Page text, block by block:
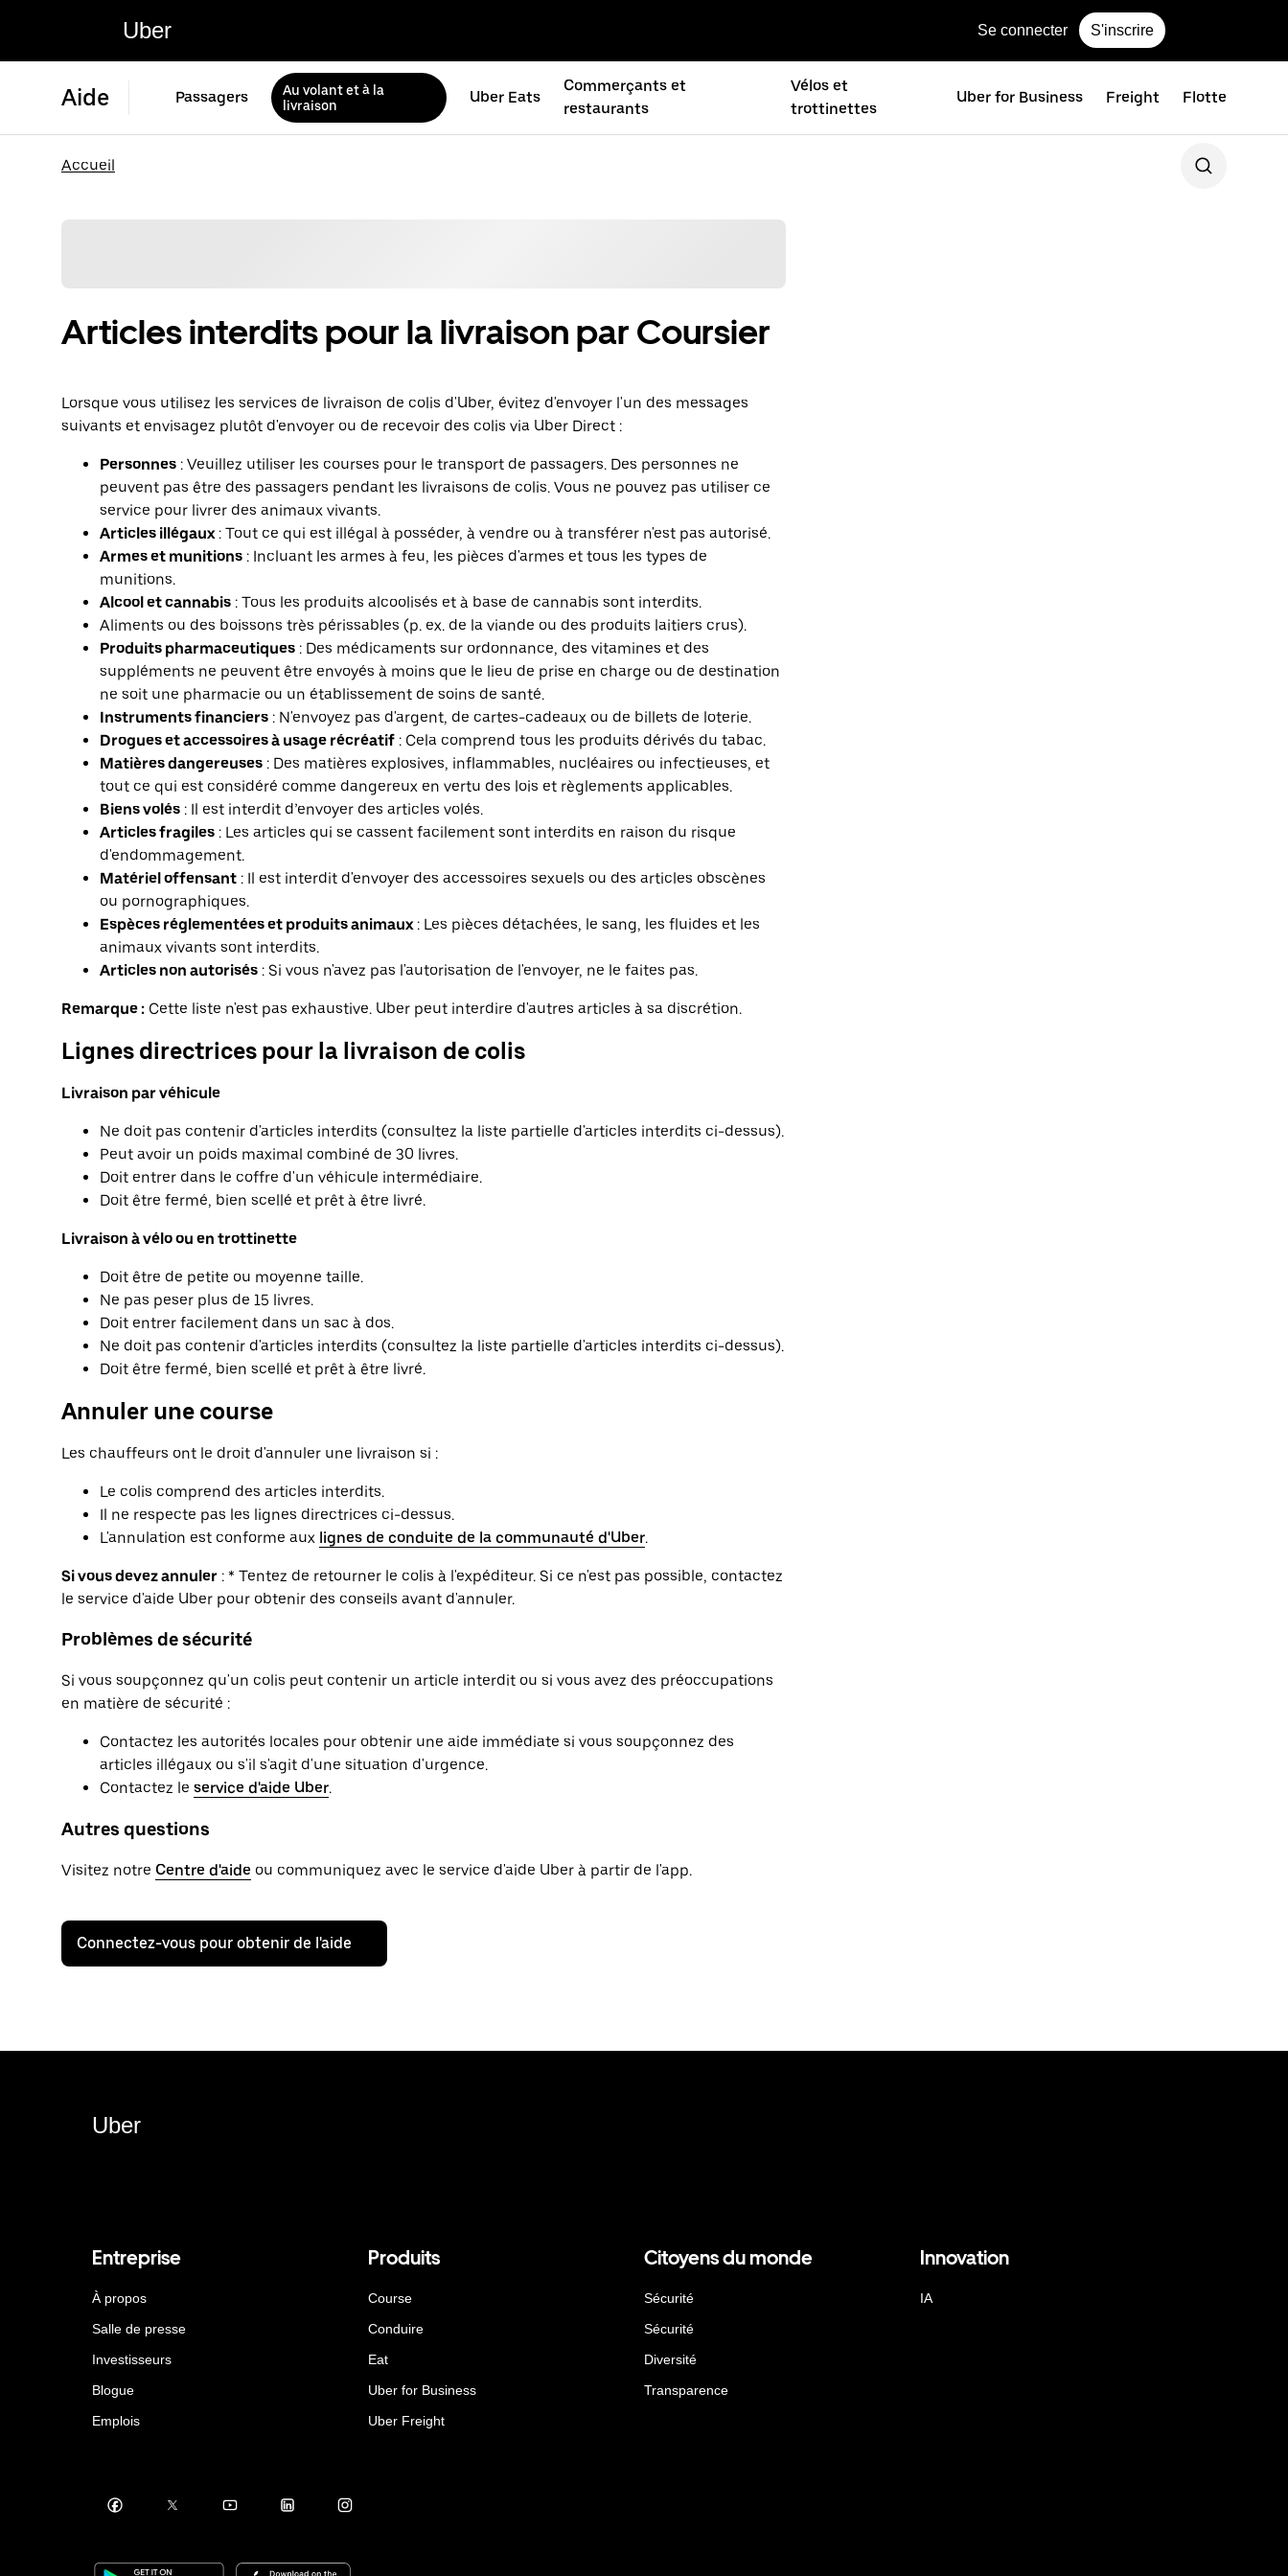
Uber Se connecter S'inscrire
Aide Passagers
Au volant et à la
livraison
Uber Eats
Commerçants et
restaurants
Vélos et
trottinettes
Uber for Business Freight Flotte
Accueil
Articles interdits pour la livraison par Coursier
Lorsque vous utilisez les services de livraison de colis d'Uber, évitez d'envoyer l'un des messages
suivants et envisagez plutôt d'envoyer ou de recevoir des colis via Uber Direct :
Personnes : Veuillez utiliser les courses pour le transport de passagers. Des personnes ne
peuvent pas être des passagers pendant les livraisons de colis. Vous ne pouvez pas utiliser ce
service pour livrer des animaux vivants.
Articles illégaux: Tout ce qui est illégal à posséder, à vendre ou à transférer n'est pas autorisé.
Armes et munitions : Incluant les armes à feu, les pièces d'armes et tous les types de
munitions.
Alcool et cannabis : Tous les produits alcoolisés et à base de cannabis sont interdits.
Aliments ou des boissons très périssables (p. ex. de la viande ou des produits laitiers crus).
Produits pharmaceutiques : Des médicaments sur ordonnance, des vitamines et des
suppléments ne peuvent être envoyés à moins que le lieu de prise en charge ou de destination
ne soit une pharmacie ou un établissement de soins de santé.
Instruments financiers : N'envoyez pas d'argent, de cartes-cadeaux ou de billets de loterie.
Drogues et accessoires à usage récréatif : Cela comprend tous les produits dérivés du tabac.
Matières dangereuses : Des matières explosives, inflammables, nucléaires ou infectieuses, et
tout ce qui est considéré comme dangereux en vertu des lois et règlements applicables.
Biens volés : Il est interdit d’envoyer des articles volés.
Articles fragiles : Les articles qui se cassent facilement sont interdits en raison du risque
d'endommagement.
Matériel offensant : Il est interdit d'envoyer des accessoires sexuels ou des articles obscènes
ou pornographiques.
Espèces réglementées et produits animaux: Les pièces détachées, le sang, les fluides et les
animaux vivants sont interdits.
Articles non autorisés : Si vous n'avez pas l'autorisation de l'envoyer, ne le faites pas.
Remarque : Cette liste n'est pas exhaustive. Uber peut interdire d'autres articles à sa discrétion.
Lignes directrices pour la livraison de colis
Livraison par véhicule
Ne doit pas contenir d'articles interdits (consultez la liste partielle d'articles interdits ci-dessus).
Peut avoir un poids maximal combiné de 30 livres.
Doit entrer dans le coffre d'un véhicule intermédiaire.
Doit être fermé, bien scellé et prêt à être livré.
Livraison à vélo ou en trottinette
Doit être de petite ou moyenne taille.
Ne pas peser plus de 15 livres.
Doit entrer facilement dans un sac à dos.
Ne doit pas contenir d'articles interdits (consultez la liste partielle d'articles interdits ci-dessus).
Doit être fermé, bien scellé et prêt à être livré.
Annuler une course
Les chauffeurs ont le droit d'annuler une livraison si :
Le colis comprend des articles interdits.
Il ne respecte pas les lignes directrices ci-dessus.
L'annulation est conforme aux lignes de conduite de la communauté d'Uber.
Si vous devez annuler : * Tentez de retourner le colis à l'expéditeur. Si ce n'est pas possible, contactez
le service d'aide Uber pour obtenir des conseils avant d'annuler.
Problèmes de sécurité
Si vous soupçonnez qu'un colis peut contenir un article interdit ou si vous avez des préoccupations
en matière de sécurité :
Contactez les autorités locales pour obtenir une aide immédiate si vous soupçonnez des
articles illégaux ou s'il s'agit d'une situation d'urgence.
Contactez le service d'aide Uber.
Autres questions
Visitez notre Centre d'aide ou communiquez avec le service d'aide Uber à partir de l'app.
Connectez-vous pour obtenir de l'aide
Uber
Entreprise
À propos
Salle de presse
Investisseurs
Blogue
Emplois
Produits
Course
Conduire
Eat
Uber for Business
Uber Freight
Citoyens du monde
Sécurité
Sécurité
Diversité
Transparence
Innovation
IA